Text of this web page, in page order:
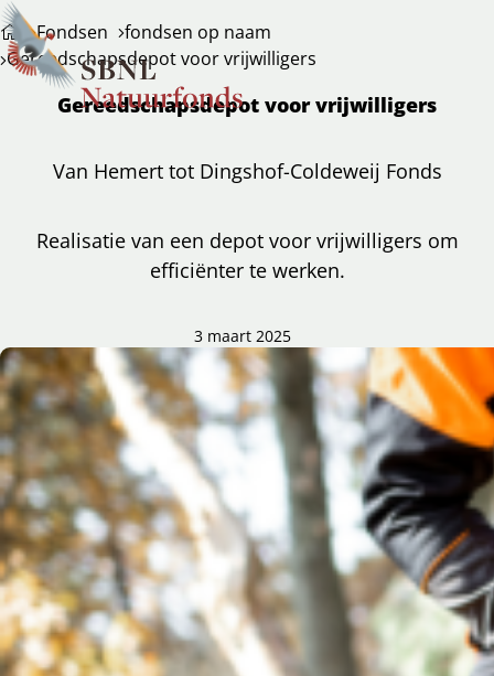
Fondsen
fondsen op naam
Gereedschapsdepot voor vrijwilligers
Gereedschapsdepot voor vrijwilligers
Van Hemert tot Dingshof-Coldeweij Fonds
Realisatie van een depot voor vrijwilligers om
efficiënter te werken.
3 maart 2025